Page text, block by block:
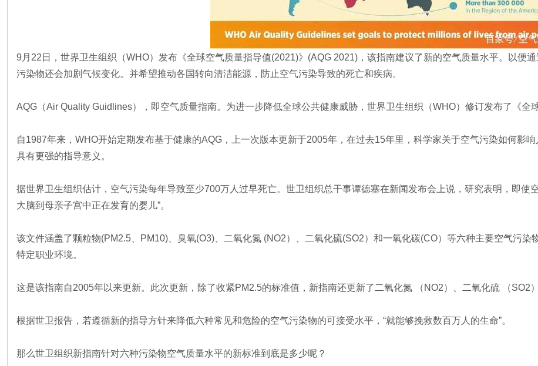
9月22日，世界卫生组织（WHO）发布《全球空气质量指导值(2021)》(AQG 2021)，该指南建议了新的空气质量水平。以便
污染物还会加剧气候变化。并希望推动各国转向清洁能源，防止空气污染导致的死亡和疾病。
AQG（Air Quality Guidlines），即空气质量指南。为进一步降低全球公共健康威胁，世界卫生组织（WHO）修订发布了《全
自1987年来，WHO开始定期发布基于健康的AQG，上一次版本更新于2005年，在过去15年里，科学家关于空气污染如何影
具有更强的指导意义。
据世界卫生组织估计，空气污染每年导致至少700万人过早死亡。世卫组织总干事谭德塞在新闻发布会上说，研究表明，即使
大脑到母亲子宫中正在发育的婴儿”。
该文件涵盖了颗粒物(PM2.5、PM10)、臭氧(O3)、二氧化氮 (NO2）、二氧化硫(SO2）和一氧化碳(CO）等六种主要空气污
特定职业环境。
这是该指南自2005年以来更新。此次更新，除了收紧PM2.5的标准值，新指南还更新了二氧化氮 （NO2）、二氧化硫 （SO2
根据世卫报告，若遵循新的指导方针来降低六种常见和危险的空气污染物的可接受水平，“就能够挽救数百万人的生命”。
那么世卫组织新指南针对六种污染物空气质量水平的新标准到底是多少呢？